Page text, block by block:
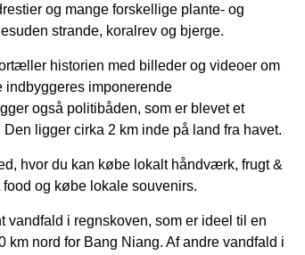
og mange forskellige plante- og
strande, koralrev og bjerge.
historien med billeder og videoer om
indbyggeres imponerende
også politibåden, som er blevet et
ligger cirka 2 km inde på land fra havet.
hvor du kan købe lokalt håndværk, frugt &
og købe lokale souvenirs.
vandfald i regnskoven, som er ideel til en
km nord for Bang Niang. Af andre vandfald i